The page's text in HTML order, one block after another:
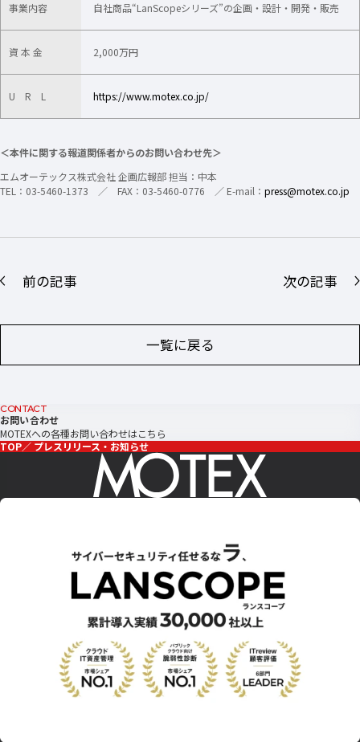
事業内容 自社商品“LanScopeシリーズ”の企画・設計・開発・販売
資 本 金 2,000万円
U R L https://www.motex.co.jp/
＜本件に関する報道関係者からのお問い合わせ先＞
エムオーテックス株式会社 企画広報部 担当：中本
TEL：03-5460-1373 ／ FAX：03-5460-0776 ／ E-mail： press@motex.co.jp
前の記事
一覧に戻る
次の記事
CONTACT
お問い合わせ
MOTEXへの各種お問い合わせはこちら
TOP
プレスリリース・お知らせ